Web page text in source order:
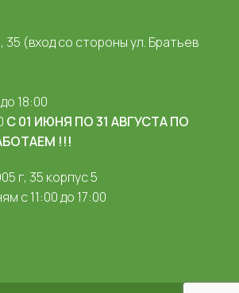
(вход со стороны ул. Братьев
18:00
С 01 ИЮНЯ ПО 31 АВГУСТА ПО
!!!
г, 35 корпус 5
с 11:00 до 17:00